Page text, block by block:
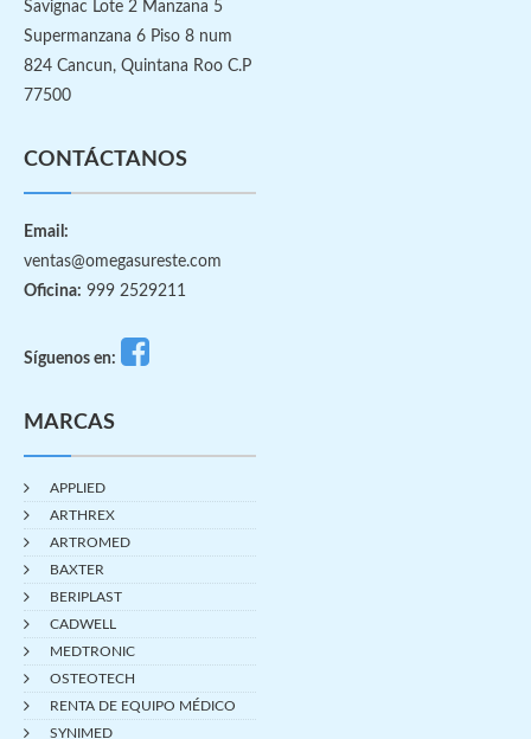
Savignac Lote 2 Manzana 5
Supermanzana 6 Piso 8 num
824 Cancun, Quintana Roo C.P
77500
CONTÁCTANOS
Email:
ventas@omegasureste.com
Oficina: 999 2529211
Síguenos en:
MARCAS
APPLIED
ARTHREX
ARTROMED
BAXTER
BERIPLAST
CADWELL
MEDTRONIC
OSTEOTECH
RENTA DE EQUIPO MÉDICO
SYNIMED